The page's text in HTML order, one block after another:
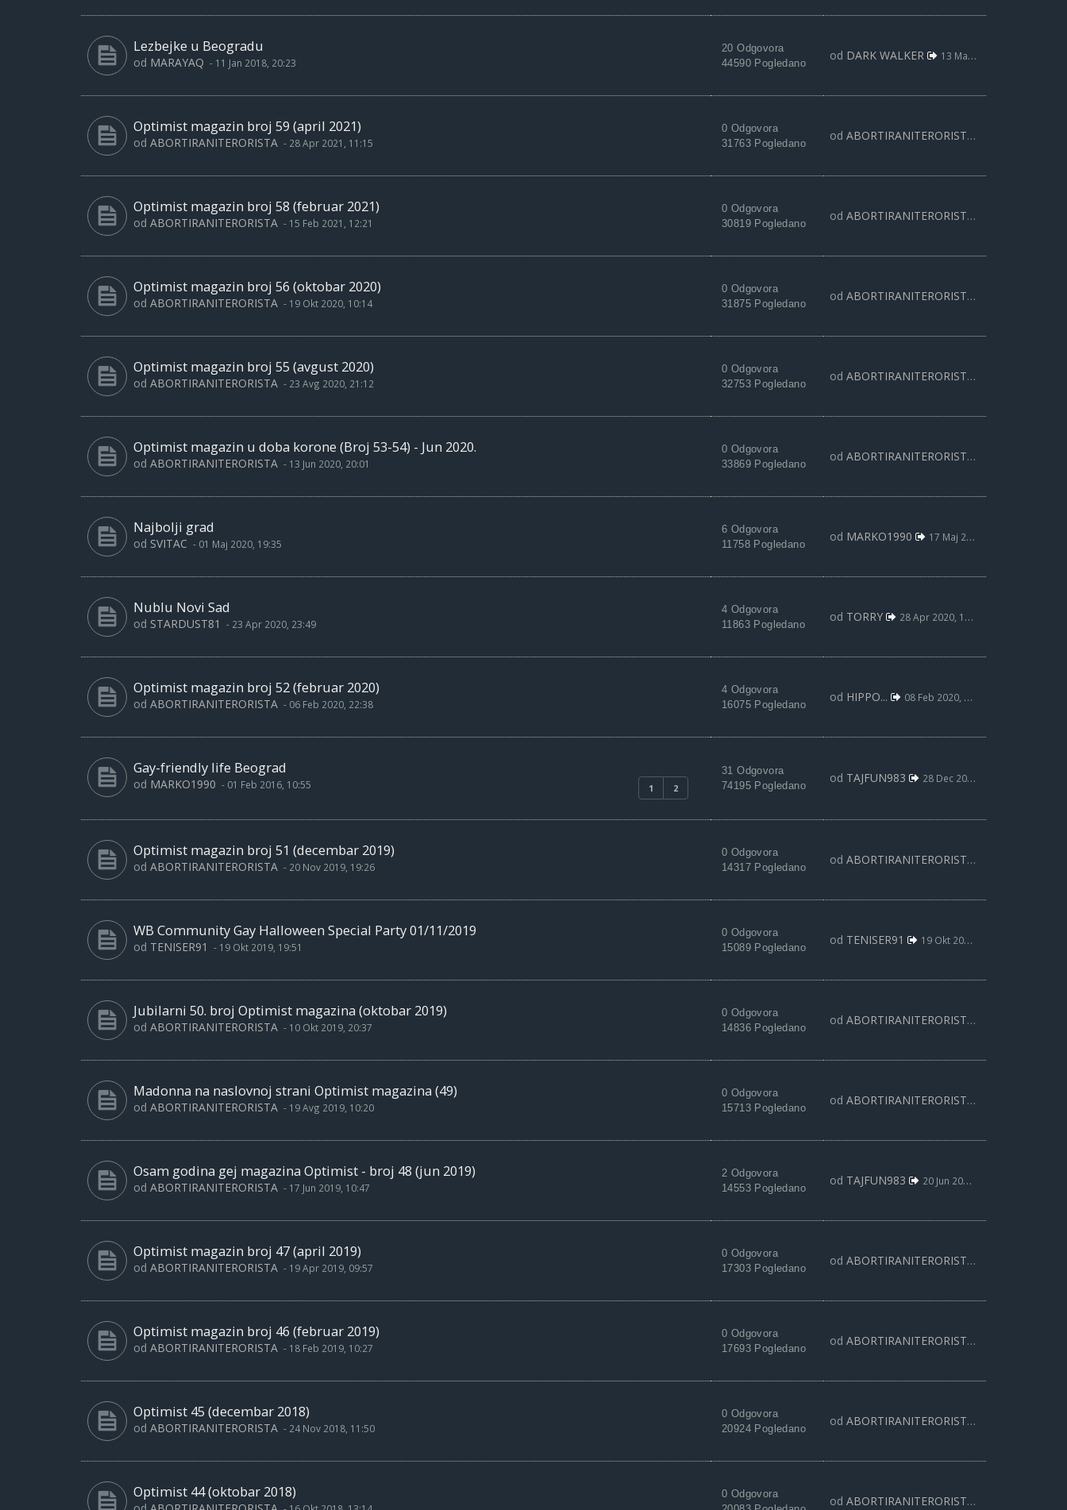
Lezbejke u Beogradu
od MARAYAQ - 11 Jan 2018, 20:23
20 Odgovora
44590 Pogledano
od DARK WALKER 13 Maj 2021, 12:26
Optimist magazin broj 59 (april 2021)
od ABORTIRANITERORISTA - 28 Apr 2021, 11:15
0 Odgovora
31763 Pogledano
od ABORTIRANITERORISTA
Optimist magazin broj 58 (februar 2021)
od ABORTIRANITERORISTA - 15 Feb 2021, 12:21
0 Odgovora
30819 Pogledano
od ABORTIRANITERORISTA
Optimist magazin broj 56 (oktobar 2020)
od ABORTIRANITERORISTA - 19 Okt 2020, 10:14
0 Odgovora
31875 Pogledano
od ABORTIRANITERORISTA
Optimist magazin broj 55 (avgust 2020)
od ABORTIRANITERORISTA - 23 Avg 2020, 21:12
0 Odgovora
32753 Pogledano
od ABORTIRANITERORISTA
Optimist magazin u doba korone (Broj 53-54) - Jun 2020.
od ABORTIRANITERORISTA - 13 Jun 2020, 20:01
0 Odgovora
33869 Pogledano
od ABORTIRANITERORISTA
Najbolji grad
od SVITAC - 01 Maj 2020, 19:35
6 Odgovora
11758 Pogledano
od MARKO1990 17 Maj 2020, 21:27
Nublu Novi Sad
od STARDUST81 - 23 Apr 2020, 23:49
4 Odgovora
11863 Pogledano
od TORRY 28 Apr 2020, 18:04
Optimist magazin broj 52 (februar 2020)
od ABORTIRANITERORISTA - 06 Feb 2020, 22:38
4 Odgovora
16075 Pogledano
od HIPPO... 08 Feb 2020, 11:49
Gay-friendly life Beograd
1 2
od MARKO1990 - 01 Feb 2016, 10:55
31 Odgovora
74195 Pogledano
od TAJFUN983 28 Dec 2019, 21:00
Optimist magazin broj 51 (decembar 2019)
od ABORTIRANITERORISTA - 20 Nov 2019, 19:26
0 Odgovora
14317 Pogledano
od ABORTIRANITERORISTA
WB Community Gay Halloween Special Party 01/11/2019
od TENISER91 - 19 Okt 2019, 19:51
0 Odgovora
15089 Pogledano
od TENISER91 19 Okt 2019, 19:51
Jubilarni 50. broj Optimist magazina (oktobar 2019)
od ABORTIRANITERORISTA - 10 Okt 2019, 20:37
0 Odgovora
14836 Pogledano
od ABORTIRANITERORISTA
Madonna na naslovnoj strani Optimist magazina (49)
od ABORTIRANITERORISTA - 19 Avg 2019, 10:20
0 Odgovora
15713 Pogledano
od ABORTIRANITERORISTA
Osam godina gej magazina Optimist - broj 48 (jun 2019)
od ABORTIRANITERORISTA - 17 Jun 2019, 10:47
2 Odgovora
14553 Pogledano
od TAJFUN983 20 Jun 2019, 10:13
Optimist magazin broj 47 (april 2019)
od ABORTIRANITERORISTA - 19 Apr 2019, 09:57
0 Odgovora
17303 Pogledano
od ABORTIRANITERORISTA
Optimist magazin broj 46 (februar 2019)
od ABORTIRANITERORISTA - 18 Feb 2019, 10:27
0 Odgovora
17693 Pogledano
od ABORTIRANITERORISTA
Optimist 45 (decembar 2018)
od ABORTIRANITERORISTA - 24 Nov 2018, 11:50
0 Odgovora
20924 Pogledano
od ABORTIRANITERORISTA
Optimist 44 (oktobar 2018)
0 Odgovora
od ABORTIRANITERORISTA